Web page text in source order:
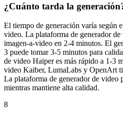
¿Cuánto tarda la
El tiempo de generación varía según
video. La plataforma de generador
imagen-a-video en 2-4 minutos. El
3 puede tomar 3-5 minutos para
de video Haiper es más rápido a 1-3
video Kaiber, LumaLabs y OpenArt
La plataforma de generador de video
mientras mantiene alta calidad.
8